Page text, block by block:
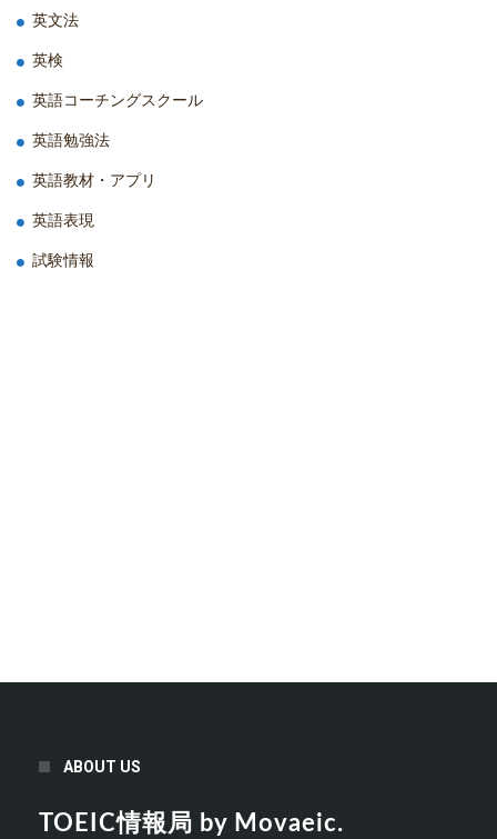
英文法
英検
英語コーチングスクール
英語勉強法
英語教材・アプリ
英語表現
試験情報
ABOUT US
TOEIC情報局 by Movaeic.